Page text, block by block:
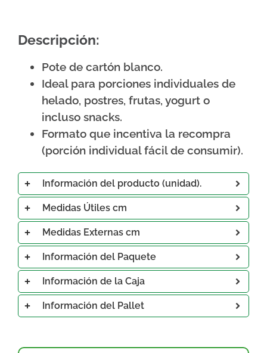
Descripción:
Pote de cartón blanco.
Ideal para porciones individuales de
helado, postres, frutas, yogurt o
incluso snacks.
Formato que incentiva la recompra
(porción individual fácil de consumir).
Información del producto (unidad).
Medidas Útiles cm
Medidas Externas cm
Información del Paquete
Información de la Caja
Información del Pallet